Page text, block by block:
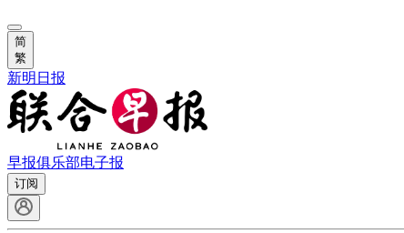
简
繁
新明日报
早报俱乐部电子报
订阅